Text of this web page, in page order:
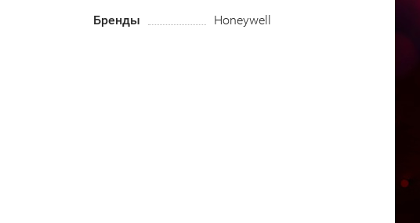
Бренды Honeywell